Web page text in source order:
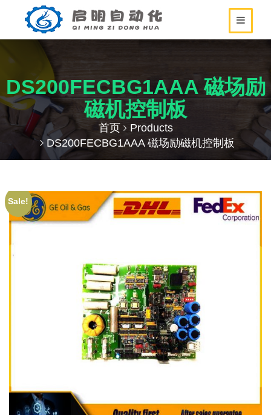
DS200FECBG1AAA 磁场励
磁机控制板
首页
Products
DS200FECBG1AAA 磁场励磁机控制板
Sale!